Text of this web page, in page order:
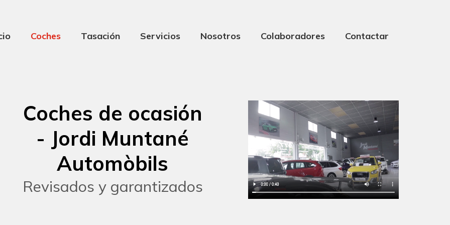
Coches Tasación Servicios Nosotros Colaboradores Contactar
Coches de ocasión
- Jordi Muntané
Automòbils
Revisados y garantizados